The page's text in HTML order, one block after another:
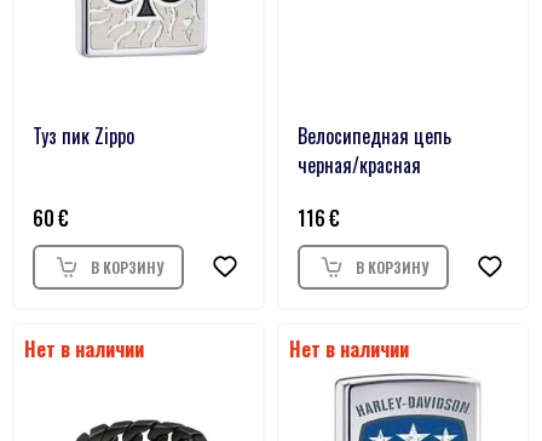
Туз пик Zippo
60
Велосипедная цепь
черная/красная
116